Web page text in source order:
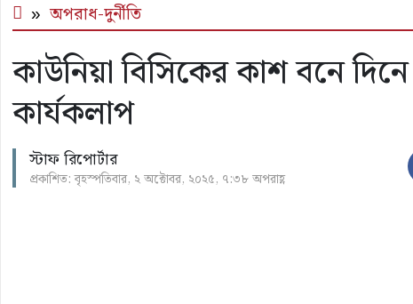
অপরাধ-দুর্নীতি
কাউনিয়া বিসিকের কাশ বনে
কার্যকলাপ
স্টাফ রিপোর্টার
প্রকাশিত: বৃহস্পতিবার, ২ অক্টোবর, ২০২৫, ৭:৩৮ অপরাহ্ণ